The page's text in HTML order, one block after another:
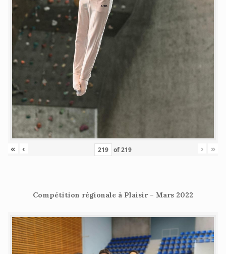
« ‹ of219 › »
Compétition régionale à Plaisir – Mars 2022